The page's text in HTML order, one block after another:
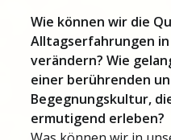
Wie können wir die
Alltagserfahrungen
verändern? Wie
einer berührenden
Begegnungskultur,
ermutigend erleben?